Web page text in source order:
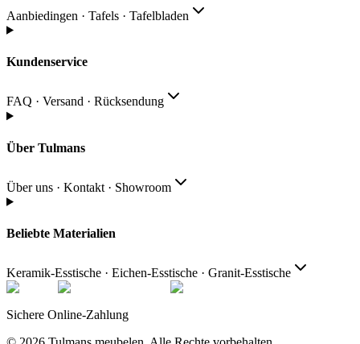
Aanbiedingen · Tafels · Tafelbladen
Kundenservice
FAQ · Versand · Rücksendung
Über Tulmans
Über uns · Kontakt · Showroom
Beliebte Materialien
Keramik-Esstische · Eichen-Esstische · Granit-Esstische
Sichere Online-Zahlung